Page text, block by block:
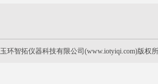
玉环智拓仪器科技有限公司(www.iotyiqi.com)版权